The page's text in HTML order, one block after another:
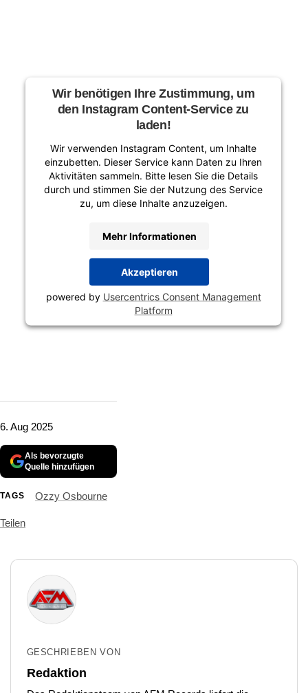
6. Aug 2025
Als bevorzugte
Quelle hinzufügen
TAGS Ozzy Osbourne
Teilen
Wir benötigen Ihre Zustimmung, um
den Instagram Content-Service zu
laden!
Wir verwenden Instagram Content, um Inhalte
einzubetten. Dieser Service kann Daten zu Ihren
Aktivitäten sammeln. Bitte lesen Sie die Details
durch und stimmen Sie der Nutzung des Service
zu, um diese Inhalte anzuzeigen.
Mehr Informationen
Akzeptieren
powered by Usercentrics Consent Management
Platform
GESCHRIEBEN VON
Redaktion